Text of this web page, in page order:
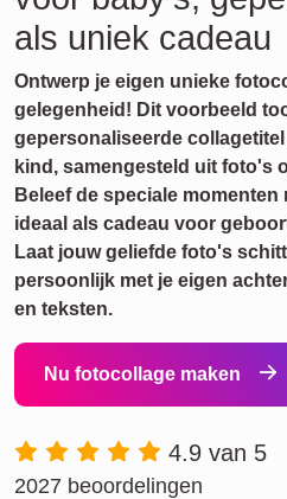
als uniek cadeau
Ontwerp je eigen unieke
gelegenheid! Dit voorbeeld
gepersonaliseerde
kind, samengesteld uit foto's
Beleef de speciale
ideaal als cadeau voor
Laat jouw geliefde foto's
persoonlijk met je eigen
en teksten.
Nu fotocollage maken
4.9 van 5
2027 beoordelingen